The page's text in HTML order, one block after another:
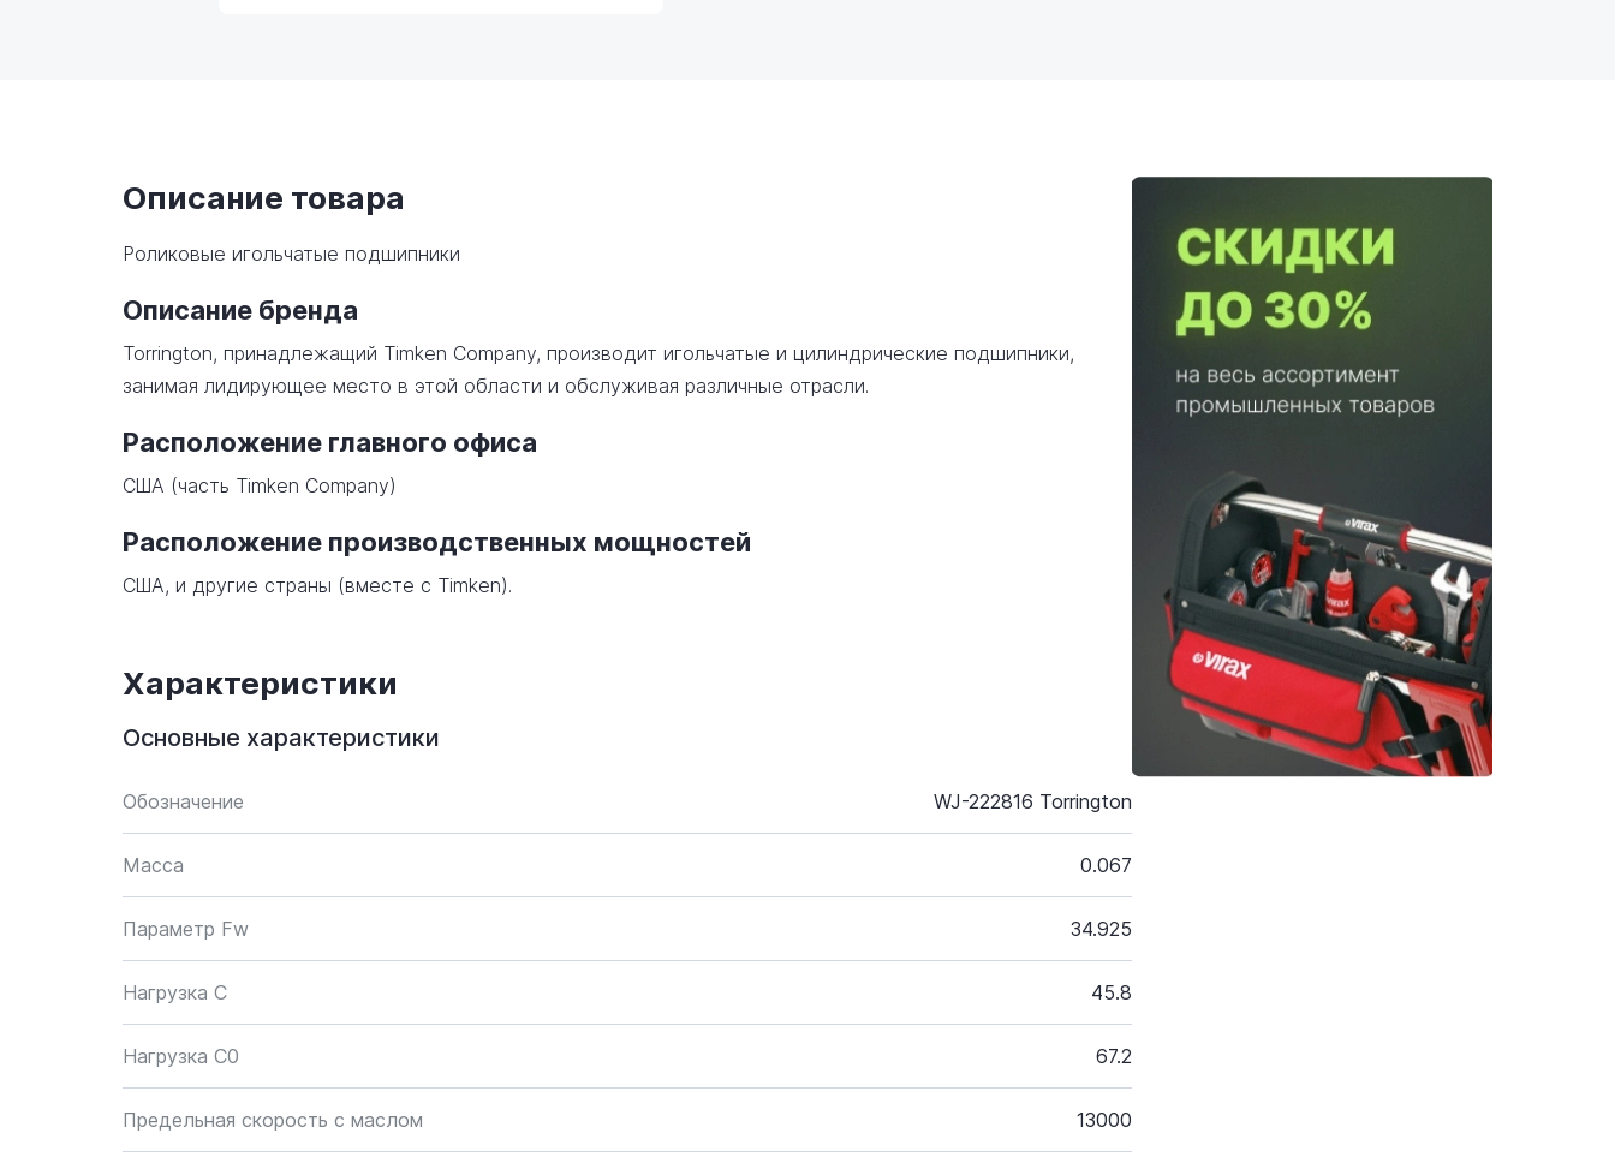
Описание товара
Роликовые игольчатые подшипники
Описание бренда
Torrington, принадлежащий Timken Company, производит игольчатые и цилиндрические подшипники,
занимая лидирующее место в этой области и обслуживая различные отрасли.
Расположение главного офиса
США (часть Timken Company)
Расположение производственных мощностей
США, и другие страны (вместе с Timken).
Характеристики
Основные характеристики
Обозначение WJ-222816 Torrington
Масса 0.067
Параметр Fw 34.925
Нагрузка C 45.8
Нагрузка C0 67.2
Предельная скорость с маслом 13000